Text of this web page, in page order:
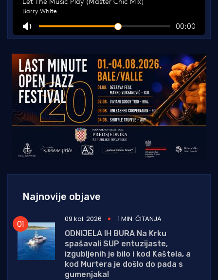
Najnovije objave
09 kol. 2026
1 MIN. ČITANJA
ODNIJELA IH BURA Na Krku
spašavali SUP entuzijaste,
izgubljenih je bilo i kod Kaštela, a
kod Murtera je došlo do pada s
gumenjaka!